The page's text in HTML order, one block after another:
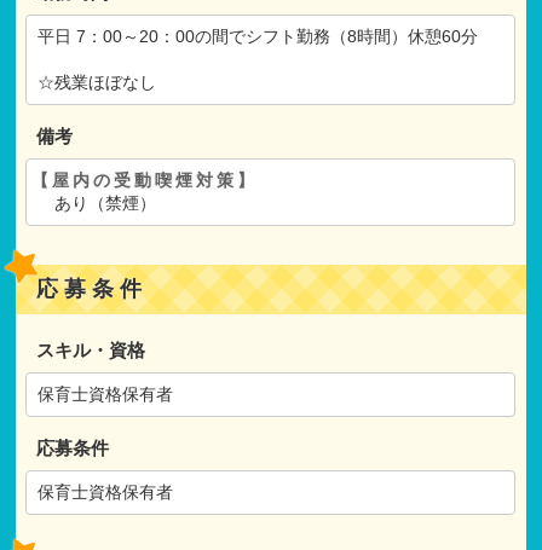
平日 7：00～20：00の間でシフト勤務（8時間）休憩60分
☆残業ほぼなし
備考
【屋内の受動喫煙対策】
あり（禁煙）
応募条件
スキル・資格
保育士資格保有者
応募条件
保育士資格保有者